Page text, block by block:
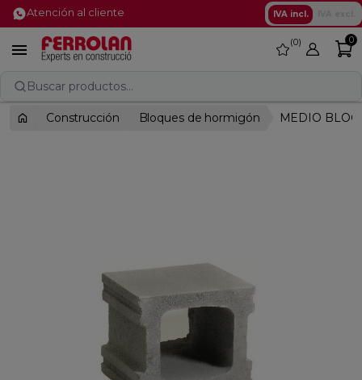
Atención al cliente IVA incl.
 favorite
0 0
Buscar productos...
Construcción Bloques de hormigón MEDIO